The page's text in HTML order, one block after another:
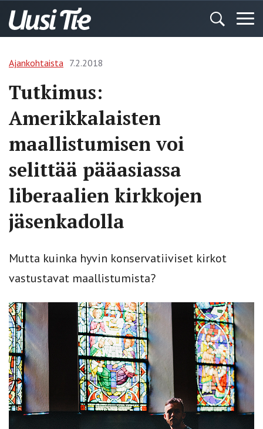
Ajankohtaista 7.2.2018
Tutkimus:
Amerikkalaisten
maallistumisen voi
selittää pääasiassa
liberaalien kirkkojen
jäsenkadolla
Mutta kuinka hyvin konservatiiviset kirkot
vastustavat maallistumista?